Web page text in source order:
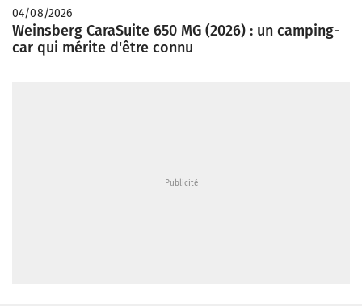
04/08/2026
Weinsberg CaraSuite 650 MG (2026) : un camping-
car qui mérite d'être connu